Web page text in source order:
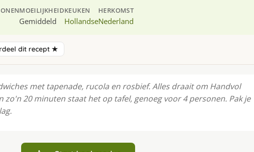
MOEILIJKHEID
Gemiddeld
KEUKEN
Hollandse
HERKOMST
Nederland
dit recept ★
met tapenade, rucola en rosbief. Alles draait om Handvol
20 minuten staat het op tafel, genoeg voor 4 personen. Pak je